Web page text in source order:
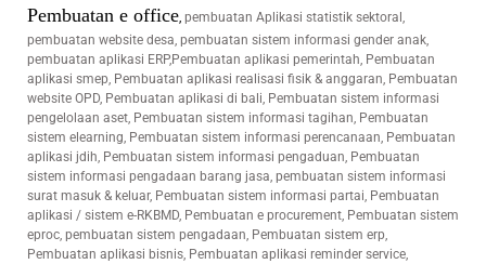
Pembuatan e office, pembuatan Aplikasi statistik sektoral,
pembuatan website desa, pembuatan sistem informasi gender anak,
pembuatan aplikasi ERP,Pembuatan aplikasi pemerintah, Pembuatan
aplikasi smep, Pembuatan aplikasi realisasi fisik & anggaran, Pembuatan
website OPD, Pembuatan aplikasi di bali, Pembuatan sistem informasi
pengelolaan aset, Pembuatan sistem informasi tagihan, Pembuatan
sistem elearning, Pembuatan sistem informasi perencanaan, Pembuatan
aplikasi jdih, Pembuatan sistem informasi pengaduan, Pembuatan
sistem informasi pengadaan barang jasa, pembuatan sistem informasi
surat masuk & keluar, Pembuatan sistem informasi partai, Pembuatan
aplikasi / sistem e-RKBMD, Pembuatan e procurement, Pembuatan sistem
eproc, pembuatan sistem pengadaan, Pembuatan sistem erp,
Pembuatan aplikasi bisnis, Pembuatan aplikasi reminder service,